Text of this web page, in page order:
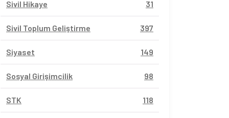
Sivil Hikaye 31
Sivil Toplum Geliştirme 397
Siyaset 149
Sosyal Girişimcilik 98
STK 118